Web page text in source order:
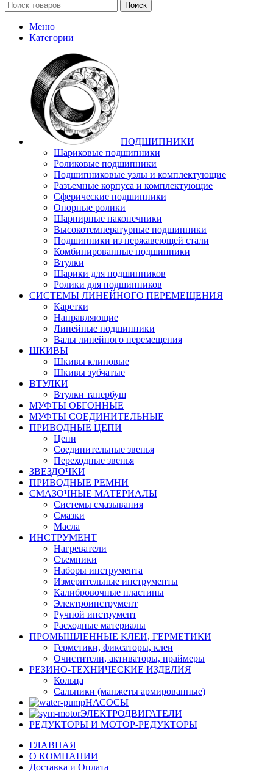
Поиск
Меню
Категории
ПОДШИПНИКИ
Шариковые подшипники
Роликовые подшипники
Подшипниковые узлы и комплектующие
Разъемные корпуса и комплектующие
Сферические подшипники
Опорные ролики
Шарнирные наконечники
Высокотемпературные подшипники
Подшипники из нержавеющей стали
Комбинированные подшипники
Втулки
Шарики для подшипников
Ролики для подшипников
СИСТЕМЫ ЛИНЕЙНОГО ПЕРЕМЕЩЕНИЯ
Каретки
Направляющие
Линейные подшипники
Валы линейного перемещения
ШКИВЫ
Шкивы клиновые
Шкивы зубчатые
ВТУЛКИ
Втулки тапербуш
МУФТЫ ОБГОННЫЕ
МУФТЫ СОЕДИНИТЕЛЬНЫЕ
ПРИВОДНЫЕ ЦЕПИ
Цепи
Соединительные звенья
Переходные звенья
ЗВЕЗДОЧКИ
ПРИВОДНЫЕ РЕМНИ
СМАЗОЧНЫЕ МАТЕРИАЛЫ
Системы смазывания
Смазки
Масла
ИНСТРУМЕНТ
Нагреватели
Съемники
Наборы инструмента
Измерительные инструменты
Калибровочные пластины
Электроинструмент
Ручной инструмент
Расходные материалы
ПРОМЫШЛЕННЫЕ КЛЕИ, ГЕРМЕТИКИ
Герметики, фиксаторы, клеи
Очистители, активаторы, праймеры
РЕЗИНО-ТЕХНИЧЕСКИЕ ИЗДЕЛИЯ
Кольца
Сальники (манжеты армированные)
НАСОСЫ
ЭЛЕКТРОДВИГАТЕЛИ
РЕДУКТОРЫ И МОТОР-РЕДУКТОРЫ
ГЛАВНАЯ
О КОМПАНИИ
Доставка и Оплата